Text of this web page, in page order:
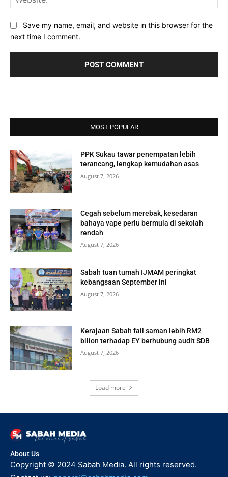
Save my name, email, and website in this browser for the
next time I comment.
MOST POPULAR
PPK Sukau tawar penempatan lebih
terancang, lengkap kemudahan asas
August 7, 2026
Cegah sebelum merebak, kesedaran
bahaya vape perlu bermula di sekolah
rendah
August 7, 2026
Sabah tuan tumah IJMAM peringkat
kebangsaan September ini
August 7, 2026
Kerajaan Sabah fail saman lebih RM2
bilion terhadap EY berhubung audit SDB
August 7, 2026
Load more
About Us
Copyright © 2024 Sabah Media. All rights reserved.